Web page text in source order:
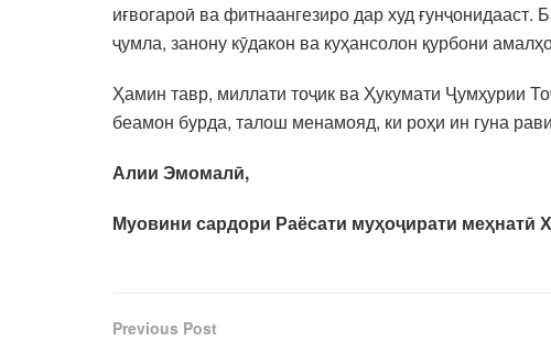
иғвогароӣ ва фитнаангезиро дар худ
ҷумла, занону кӯдакон ва куҳансолон қурбони
Ҳамин тавр, миллати тоҷик ва Ҳукумати Ҷумҳурии
беамон бурда, талош менамояд, ки роҳи ин гуна
Алии Эмомалӣ,
Муовини сардори Раёсати муҳоҷирати меҳнатӣ
Previous Post